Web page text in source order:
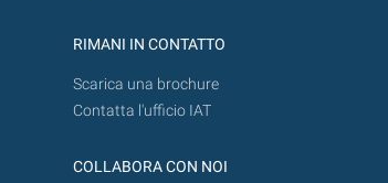
RIMANI IN CONTATTO
Scarica una brochure
Contatta l'ufficio IAT
COLLABORA CON NOI